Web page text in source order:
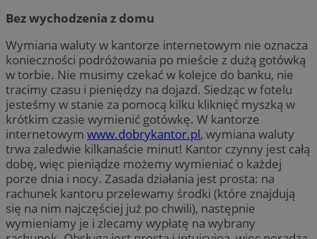
Bez wychodzenia z domu
Wymiana waluty w kantorze internetowym nie oznacza
konieczności podróżowania po mieście z dużą gotówką
w torbie. Nie musimy czekać w kolejce do banku, nie
tracimy czasu i pieniędzy na dojazd. Siedząc w fotelu
jesteśmy w stanie za pomocą kilku kliknięć myszką w
krótkim czasie wymienić gotówkę. W kantorze
internetowym www.dobrykantor.pl, wymiana waluty
trwa zaledwie kilkanaście minut! Kantor czynny jest całą
dobę, więc pieniądze możemy wymieniać o każdej
porze dnia i nocy. Zasada działania jest prosta: na
rachunek kantoru przelewamy środki (które znajdują
się na nim najczęściej już po chwili), następnie
wymieniamy je i zlecamy wypłatę na wybrany